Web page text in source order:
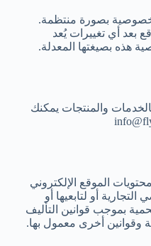
بصورة منتظمة.
بعد أي تغييرات يُعد
هذه بصيغتها المعدلة.
والمنتجات يمكنك
الموقع الإلكتروني
أو لتابعيها أو
بموجب قوانين التأليف
وقوانين أخرى معمول بها.